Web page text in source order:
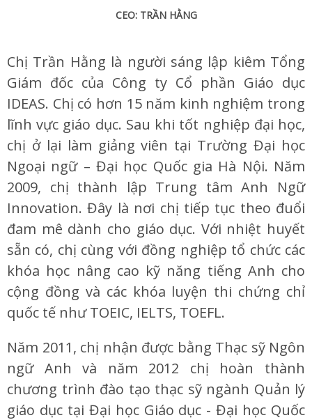
CEO: TRẦN HẰNG
Chị Trần Hằng là người sáng lập kiêm Tổng
Giám đốc của Công ty Cổ phần Giáo dục
IDEAS. Chị có hơn 15 năm kinh nghiệm trong
lĩnh vực giáo dục. Sau khi tốt nghiệp đại học,
chị ở lại làm giảng viên tại Trường Đại học
Ngoại ngữ – Đại học Quốc gia Hà Nội. Năm
2009, chị thành lập Trung tâm Anh Ngữ
Innovation. Đây là nơi chị tiếp tục theo đuổi
đam mê dành cho giáo dục. Với nhiệt huyết
sẵn có, chị cùng với đồng nghiệp tổ chức các
khóa học nâng cao kỹ năng tiếng Anh cho
cộng đồng và các khóa luyện thi chứng chỉ
quốc tế như TOEIC, IELTS, TOEFL.
Năm 2011, chị nhận được bằng Thạc sỹ Ngôn
ngữ Anh và năm 2012 chị hoàn thành
chương trình đào tạo thạc sỹ ngành Quản lý
giáo dục tại Đại học Giáo dục - Đại học Quốc